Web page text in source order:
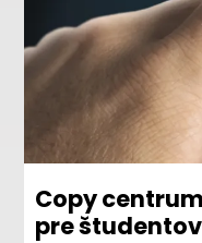
Copy
pre študentov